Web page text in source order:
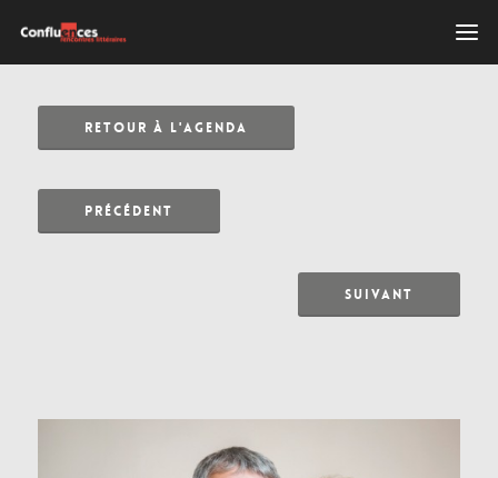
RETOUR À L'AGENDA
PRÉCÉDENT
SUIVANT